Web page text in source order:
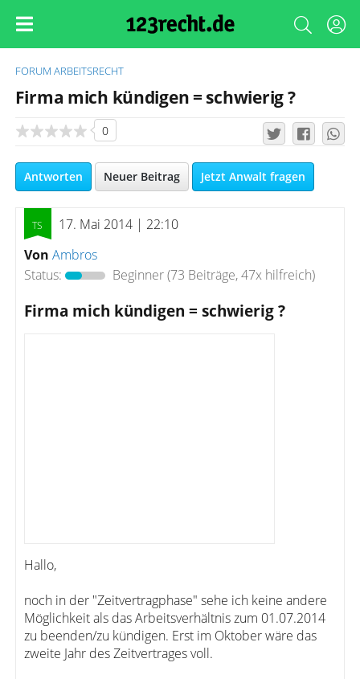
FORUM ARBEITSRECHT
Firma mich kündigen = schwierig ?
0
Antworten Neuer Beitrag Jetzt Anwalt fragen
17. Mai 2014 | 22:10
Von Ambros
Status:
Beginner(73 Beiträge, 47x hilfreich)
Firma mich kündigen = schwierig ?
Hallo,
noch in der "Zeitvertragphase" sehe ich keine andere
Möglichkeit als das Arbeitsverhältnis zum 01.07.2014
zu beenden/zu kündigen. Erst im Oktober wäre das
zweite Jahr des Zeitvertrages voll.